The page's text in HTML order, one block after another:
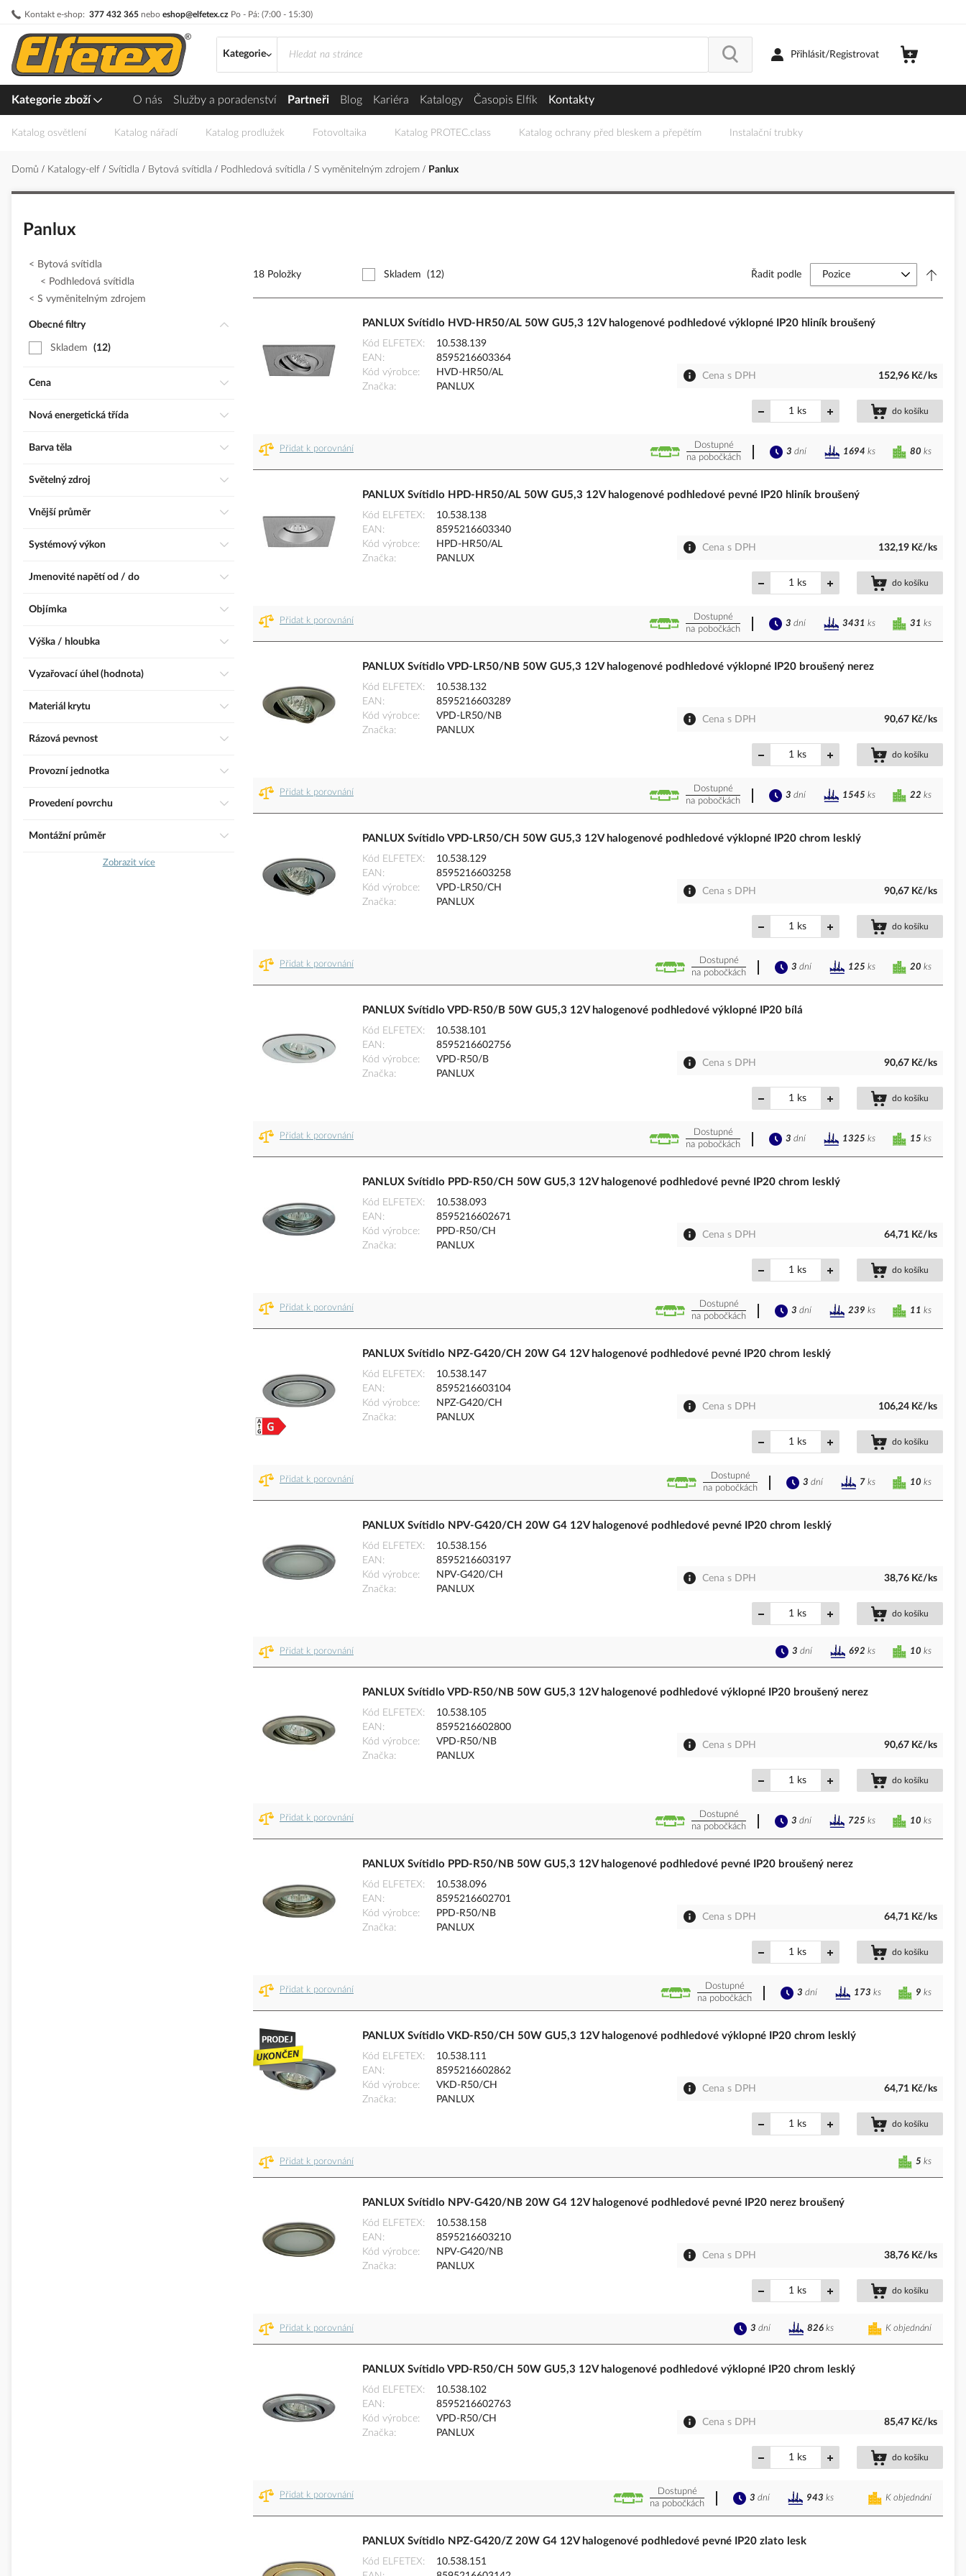
Kontakt e-shop: 377 432 365 nebo eshop@elfetex.cz Po - Pá: (7:00 - 15:30)
Přejít
obsah
Kategorie
Přihlásit/Registrovat
Kategorie zboží O nás Služby a poradenství Partneři Blog Kariéra Katalogy Časopis Elfík Kontakty
Katalog osvětlení Katalog nářadí Katalog prodlužek Fotovoltaika Katalog PROTEC.class Katalog ochrany před bleskem a přepětím Instalační trubky
Domů Katalogy-elf Svítidla Bytová svítidla Podhledová svítidla S vyměnitelným zdrojem Panlux
Panlux
18 Položky Skladem (12) Řadit podle
PANLUX Svítidlo HVD-HR50/AL 50W GU5,3 12V halogenové podhledové výklopné IP20 hliník broušený
Kód ELFETEX
10.538.139
EAN
8595216603364
Kód výrobce
HVD-HR50/AL
Značka
PANLUX
Cena s DPH 152,96 Kč/ks
ks do košíku
Přidat k porovnání
Dostupné
na pobočkách
80 ks
3 dní 1694 ks
PANLUX Svítidlo HPD-HR50/AL 50W GU5,3 12V halogenové podhledové pevné IP20 hliník broušený
Kód ELFETEX
10.538.138
EAN
8595216603340
Kód výrobce
HPD-HR50/AL
Značka
PANLUX
Cena s DPH 132,19 Kč/ks
ks do košíku
Přidat k porovnání
Dostupné
na pobočkách
31 ks
3 dní 3431 ks
PANLUX Svítidlo VPD-LR50/NB 50W GU5,3 12V halogenové podhledové výklopné IP20 broušený nerez
Kód ELFETEX
10.538.132
EAN
8595216603289
Kód výrobce
VPD-LR50/NB
Značka
PANLUX
Cena s DPH 90,67 Kč/ks
ks do košíku
Přidat k porovnání
Dostupné
na pobočkách
22 ks
3 dní 1545 ks
PANLUX Svítidlo VPD-LR50/CH 50W GU5,3 12V halogenové podhledové výklopné IP20 chrom lesklý
Kód ELFETEX
10.538.129
EAN
8595216603258
Kód výrobce
VPD-LR50/CH
Značka
PANLUX
Cena s DPH 90,67 Kč/ks
ks do košíku
Přidat k porovnání
Dostupné
na pobočkách
20 ks
3 dní 125 ks
PANLUX Svítidlo VPD-R50/B 50W GU5,3 12V halogenové podhledové výklopné IP20 bílá
Kód ELFETEX
10.538.101
EAN
8595216602756
Kód výrobce
VPD-R50/B
Značka
PANLUX
Cena s DPH 90,67 Kč/ks
ks do košíku
Přidat k porovnání
Dostupné
na pobočkách
15 ks
3 dní 1325 ks
PANLUX Svítidlo PPD-R50/CH 50W GU5,3 12V halogenové podhledové pevné IP20 chrom lesklý
Kód ELFETEX
10.538.093
EAN
8595216602671
Kód výrobce
PPD-R50/CH
Značka
PANLUX
Cena s DPH 64,71 Kč/ks
ks do košíku
Přidat k porovnání
Dostupné
na pobočkách
11 ks
3 dní 239 ks
PANLUX Svítidlo NPZ-G420/CH 20W G4 12V halogenové podhledové pevné IP20 chrom lesklý
Kód ELFETEX
10.538.147
EAN
8595216603104
Kód výrobce
NPZ-G420/CH
Značka
PANLUX
Cena s DPH 106,24 Kč/ks
ks do košíku
Přidat k porovnání
Dostupné
na pobočkách
10 ks
3 dní 7 ks
PANLUX Svítidlo NPV-G420/CH 20W G4 12V halogenové podhledové pevné IP20 chrom lesklý
Kód ELFETEX
10.538.156
EAN
8595216603197
Kód výrobce
NPV-G420/CH
Značka
PANLUX
Cena s DPH 38,76 Kč/ks
ks do košíku
Přidat k porovnání 10 ks
3 dní 692 ks
PANLUX Svítidlo VPD-R50/NB 50W GU5,3 12V halogenové podhledové výklopné IP20 broušený nerez
Kód ELFETEX
10.538.105
EAN
8595216602800
Kód výrobce
VPD-R50/NB
Značka
PANLUX
Cena s DPH 90,67 Kč/ks
ks do košíku
Přidat k porovnání
Dostupné
na pobočkách
10 ks
3 dní 725 ks
PANLUX Svítidlo PPD-R50/NB 50W GU5,3 12V halogenové podhledové pevné IP20 broušený nerez
Kód ELFETEX
10.538.096
EAN
8595216602701
Kód výrobce
PPD-R50/NB
Značka
PANLUX
Cena s DPH 64,71 Kč/ks
ks do košíku
Přidat k porovnání
Dostupné
na pobočkách
9 ks
3 dní 173 ks
PANLUX Svítidlo VKD-R50/CH 50W GU5,3 12V halogenové podhledové výklopné IP20 chrom lesklý
Kód ELFETEX
10.538.111
EAN
8595216602862
Kód výrobce
VKD-R50/CH
Značka
PANLUX
Cena s DPH 64,71 Kč/ks
ks do košíku
Přidat k porovnání 5 ks
PANLUX Svítidlo NPV-G420/NB 20W G4 12V halogenové podhledové pevné IP20 nerez broušený
Kód ELFETEX
10.538.158
EAN
8595216603210
Kód výrobce
NPV-G420/NB
Značka
PANLUX
Cena s DPH 38,76 Kč/ks
ks do košíku
Přidat k porovnání K objednání
3 dní 826 ks
PANLUX Svítidlo VPD-R50/CH 50W GU5,3 12V halogenové podhledové výklopné IP20 chrom lesklý
Kód ELFETEX
10.538.102
EAN
8595216602763
Kód výrobce
VPD-R50/CH
Značka
PANLUX
Cena s DPH 85,47 Kč/ks
ks do košíku
Přidat k porovnání
Dostupné
na pobočkách
K objednání
3 dní 943 ks
PANLUX Svítidlo NPZ-G420/Z 20W G4 12V halogenové podhledové pevné IP20 zlato lesk
Kód ELFETEX
10.538.151
Bytová svítidla
Podhledová svítidla
S vyměnitelným zdrojem
Obecné filtry
Skladem 12
Cena
Nová energetická třída
Barva těla
Světelný zdroj
Vnější průměr
Systémový výkon
Jmenovité napětí od / do
Objímka
Výška / hloubka
Vyzařovací úhel (hodnota)
Materiál krytu
Rázová pevnost
Provozní jednotka
Provedení povrchu
Montážní průměr
Zobrazit více